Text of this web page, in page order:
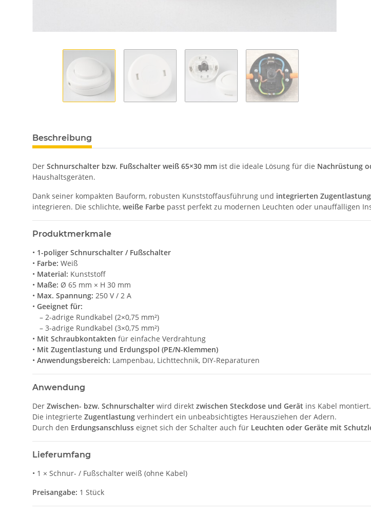
Beschreibung
Der Schnurschalter bzw. Fußschalter weiß 65×30 mm ist die ideale Lösung für die Nachrüstung
Haushaltsgeräten.
Dank seiner kompakten Bauform, robusten Kunststoffausführung und integrierten Zugentlastung
integrieren. Die schlichte, weiße Farbe passt perfekt zu modernen Leuchten oder unauffälligen
Produktmerkmale
• 1-poliger Schnurschalter / Fußschalter
• Farbe: Weiß
• Material: Kunststoff
• Maße: Ø 65 mm × H 30 mm
• Max. Spannung: 250 V / 2 A
• Geeignet für:
– 2-adrige Rundkabel (2×0,75 mm²)
– 3-adrige Rundkabel (3×0,75 mm²)
• Mit Schraubkontakten für einfache Verdrahtung
• Mit Zugentlastung und Erdungspol (PE/N-Klemmen)
• Anwendungsbereich: Lampenbau, Lichttechnik, DIY-Reparaturen
Anwendung
Der Zwischen- bzw. Schnurschalter wird direkt zwischen Steckdose und Gerät ins Kabel montiert.
Die integrierte Zugentlastung verhindert ein unbeabsichtigtes Herausziehen der Adern.
Durch den Erdungsanschluss eignet sich der Schalter auch für Leuchten oder Geräte mit
Lieferumfang
• 1 × Schnur- / Fußschalter weiß (ohne Kabel)
Preisangabe: 1 Stück